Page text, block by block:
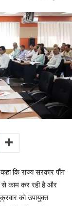
कि राज्य सरकार पौंग
से काम कर रही है और
को उपायुक्त